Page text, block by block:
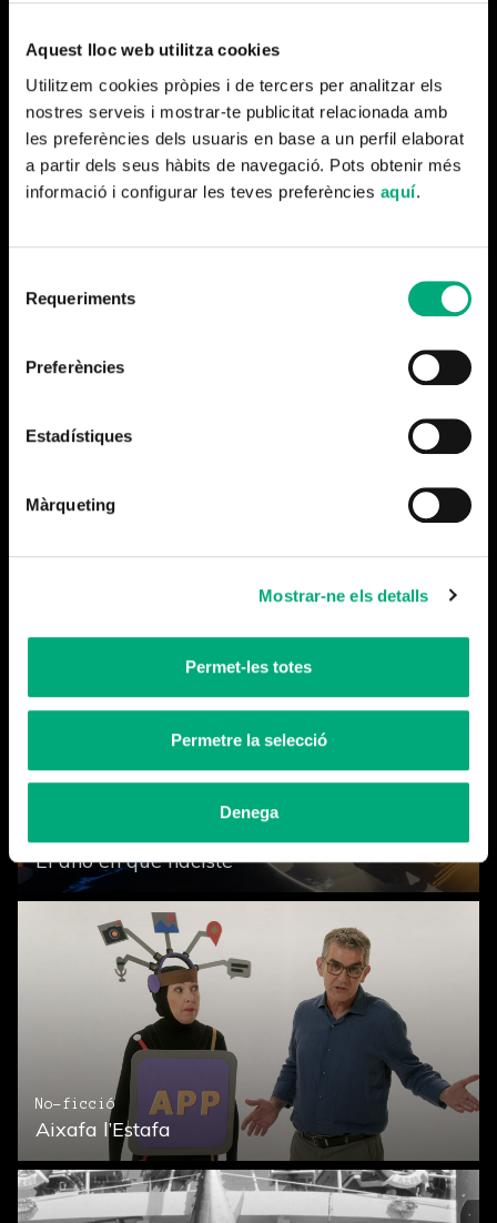
Aquest lloc web utilitza cookies
Utilitzem cookies pròpies i de tercers per analitzar els
nostres serveis i mostrar-te publicitat relacionada amb
les preferències dels usuaris en base a un perfil elaborat
a partir dels seus hàbits de navegació. Pots obtenir més
informació i configurar les teves preferències aquí.
Requeriments
Preferències
Estadístiques
Màrqueting
Mostrar-ne els detalls
Permet-les totes
Permetre la selecció
Denega
L’any que vas néixer
Informació
El año en que naciste
No-ficció
Aixafa l’Estafa